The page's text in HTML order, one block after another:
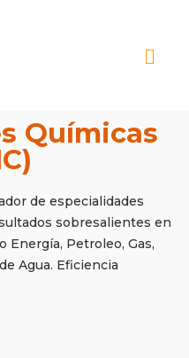
Químicas
de especialidades
sobresalientes en
Energía, Petroleo, Gas,
Agua. Eficiencia